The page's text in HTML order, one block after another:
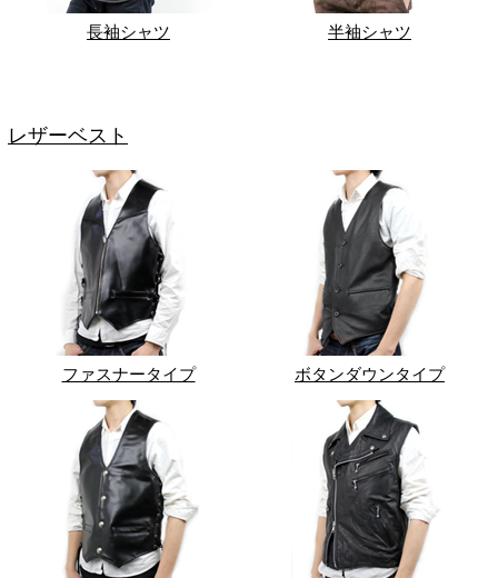
長袖シャツ 半袖シャツ
レザーベスト
ファスナータイプ ボタンダウンタイプ